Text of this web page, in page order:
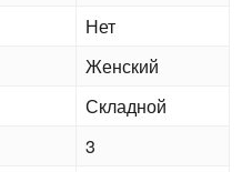
Нет
Женский
Складной
3